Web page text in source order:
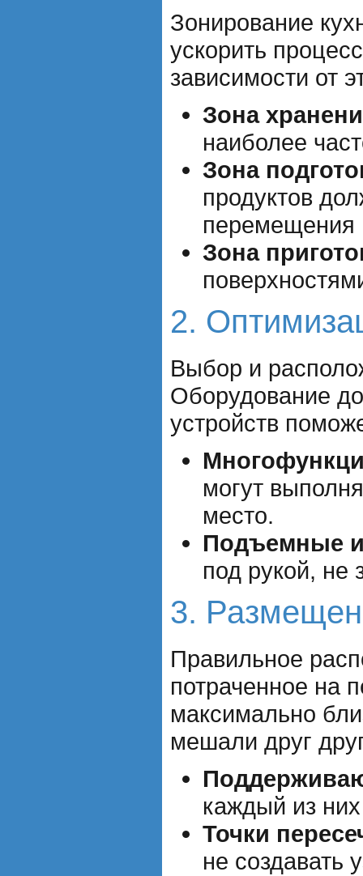
Зонирование
ускорить
зависимости от
Зона
наиболее
Зона
продуктов
перемещения
Зона
2.
Выбор и
Оборудование
устройств
могут
место.
Подъемные
под рукой, не
3.
Правильное
потраченное на
максимально
мешали друг
каждый из
Точки
не создавать